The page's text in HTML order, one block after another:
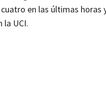
en las últimas horas
la UCI.